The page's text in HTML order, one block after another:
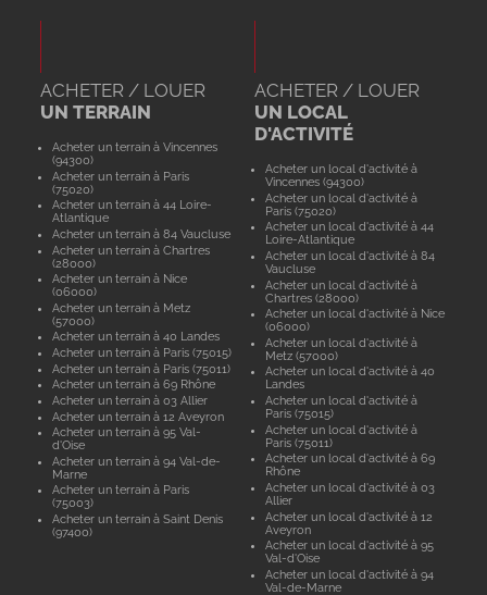
ACHETER / LOUER
UN TERRAIN
Acheter un terrain à Vincennes
(94300)
Acheter un terrain à Paris
(75020)
Acheter un terrain à 44 Loire-
Atlantique
Acheter un terrain à 84 Vaucluse
Acheter un terrain à Chartres
(28000)
Acheter un terrain à Nice
(06000)
Acheter un terrain à Metz
(57000)
Acheter un terrain à 40 Landes
Acheter un terrain à Paris (75015)
Acheter un terrain à Paris (75011)
Acheter un terrain à 69 Rhône
Acheter un terrain à 03 Allier
Acheter un terrain à 12 Aveyron
Acheter un terrain à 95 Val-
d'Oise
Acheter un terrain à 94 Val-de-
Marne
Acheter un terrain à Paris
(75003)
Acheter un terrain à Saint Denis
(97400)
ACHETER / LOUER
UN LOCAL
D'ACTIVITÉ
Acheter un local d'activité à
Vincennes (94300)
Acheter un local d'activité à
Paris (75020)
Acheter un local d'activité à 44
Loire-Atlantique
Acheter un local d'activité à 84
Vaucluse
Acheter un local d'activité à
Chartres (28000)
Acheter un local d'activité à Nice
(06000)
Acheter un local d'activité à
Metz (57000)
Acheter un local d'activité à 40
Landes
Acheter un local d'activité à
Paris (75015)
Acheter un local d'activité à
Paris (75011)
Acheter un local d'activité à 69
Rhône
Acheter un local d'activité à 03
Allier
Acheter un local d'activité à 12
Aveyron
Acheter un local d'activité à 95
Val-d'Oise
Acheter un local d'activité à 94
Val-de-Marne